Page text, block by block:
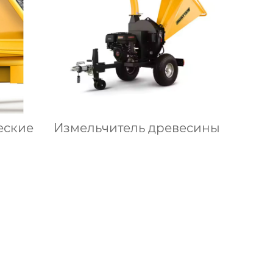
Измельчитель древесины